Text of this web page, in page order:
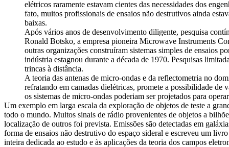
elétricos raramente estavam cientes das necessidades dos
fato, muitos profissionais de ensaios não destrutivos ainda
baixas.
Após vários anos de desenvolvimento diligente, pesquisa
Ronald Botsko, a empresa pioneira Microwave Instruments
outras organizações construíram sistemas simples de ensaios
indústria estagnou durante a década de 1970. Pesquisas
trincas à distância.
A teoria das antenas de micro-ondas e da reflectometria no
refratando em camadas dielétricas, promete a possibilidade de
os sistemas de micro-ondas poderiam ser projetados para
Um exemplo em larga escala da exploração de objetos de teste a
todo o mundo. Muitos sinais de rádio provenientes de objetos a
localização de outros foi prevista. Emissões são detectadas em
forma de ensaios não destrutivo do espaço sideral e escreveu um
inteira dedicada ao estudo e às aplicações da teoria dos campos